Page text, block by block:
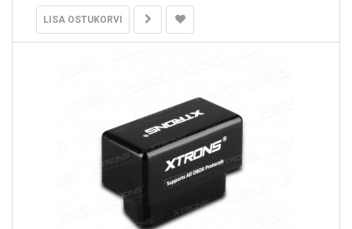
LISA OSTUKORVI